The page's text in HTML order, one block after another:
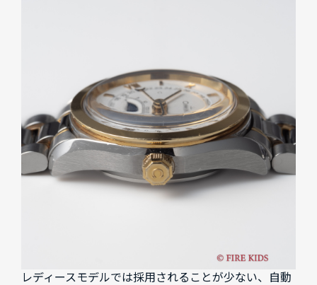
レディースモデルでは採用されることが少ない、自動